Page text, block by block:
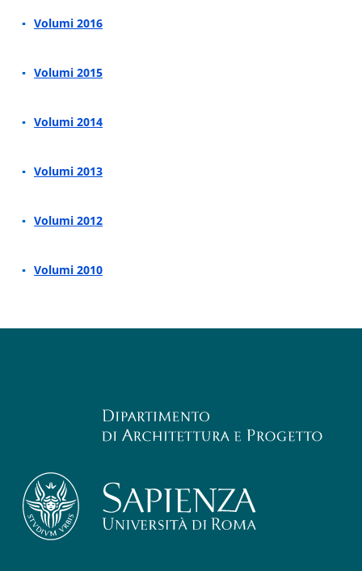
Volumi 2016
Volumi 2015
Volumi 2014
Volumi 2013
Volumi 2012
Volumi 2010